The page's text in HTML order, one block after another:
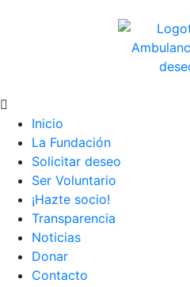
Inicio
La Fundación
Solicitar deseo
Ser Voluntario
¡Hazte socio!
Transparencia
Noticias
Donar
Contacto